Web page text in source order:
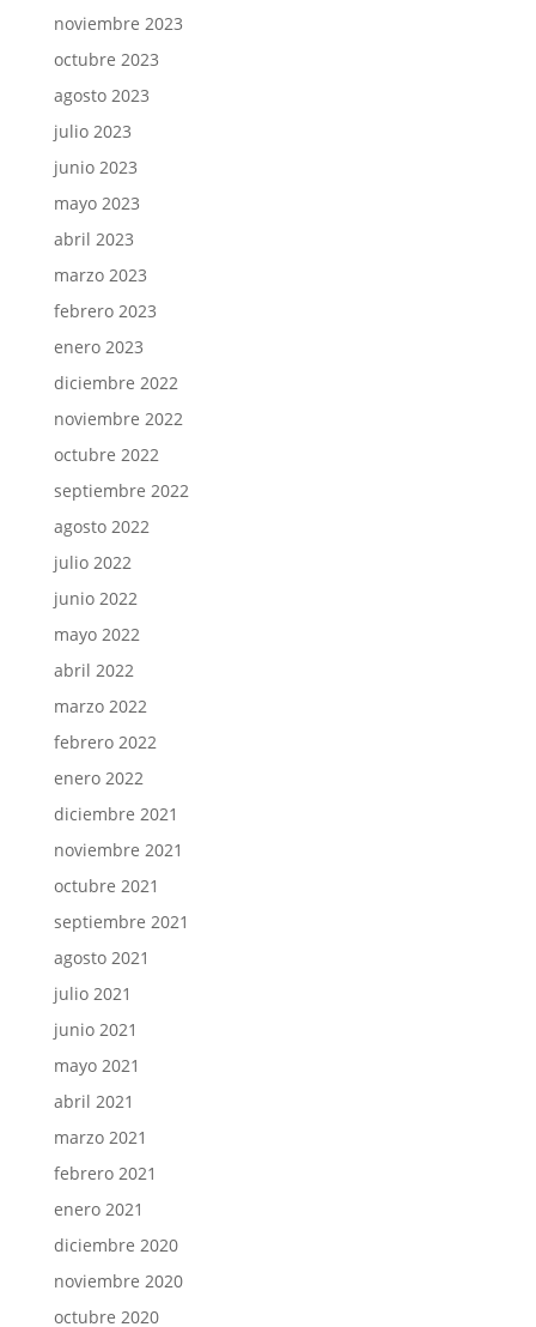
noviembre 2023
octubre 2023
agosto 2023
julio 2023
junio 2023
mayo 2023
abril 2023
marzo 2023
febrero 2023
enero 2023
diciembre 2022
noviembre 2022
octubre 2022
septiembre 2022
agosto 2022
julio 2022
junio 2022
mayo 2022
abril 2022
marzo 2022
febrero 2022
enero 2022
diciembre 2021
noviembre 2021
octubre 2021
septiembre 2021
agosto 2021
julio 2021
junio 2021
mayo 2021
abril 2021
marzo 2021
febrero 2021
enero 2021
diciembre 2020
noviembre 2020
octubre 2020